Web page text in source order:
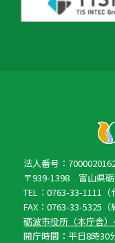
法人番号：
〒939-1398 富山県
TEL：0763-33-1111（
FAX：0763-33-5325（
砺波市役所（本庁舎
開庁時間：平日8時30